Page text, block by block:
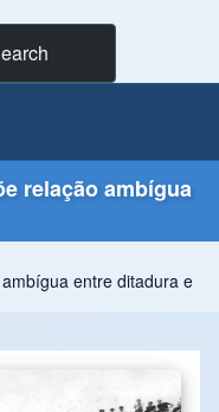
relação ambígua
entre ditadura e